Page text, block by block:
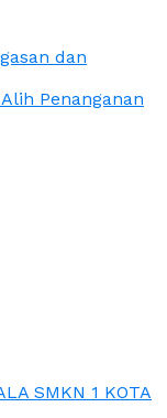
dan
Penanganan
SMKN 1 KOTA